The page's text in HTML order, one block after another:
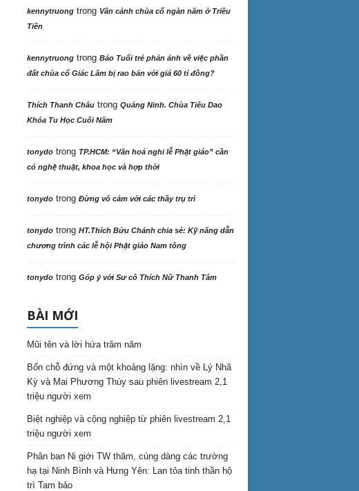
kennytruongtrong Vãn cảnh chùa cổ ngàn năm ở Triều
Tiên
kennytruongtrong Báo Tuổi trẻ phản ảnh về việc phần
đất chùa cổ Giác Lâm bị rao bán với giá 60 tỉ đồng?
Thích Thanh Châutrong Quảng Ninh. Chùa Tiêu Dao
Khóa Tu Học Cuối Năm
tonydotrong TP.HCM: “Văn hoá nghi lễ Phật giáo” cần
có nghệ thuật, khoa học và hợp thời
tonydotrong Đừng vô cảm với các thầy trụ trì
tonydotrong HT.Thích Bửu Chánh chia sẻ: Kỹ năng dẫn
chương trình các lễ hội Phật giáo Nam tông
tonydotrong Góp ý với Sư cô Thích Nữ Thanh Tâm
BÀI MỚI
Mũi tên và lời hứa trăm năm
Bốn chỗ đứng và một khoảng lặng: nhìn về Lý Nhã
Kỳ và Mai Phương Thúy sau phiên livestream 2,1
triệu người xem
Biệt nghiệp và cộng nghiệp từ phiên livestream 2,1
triệu người xem
Phân ban Ni giới TW thăm, cúng dàng các trường
hạ tại Ninh Bình và Hưng Yên: Lan tỏa tinh thần hộ
trì Tam bảo